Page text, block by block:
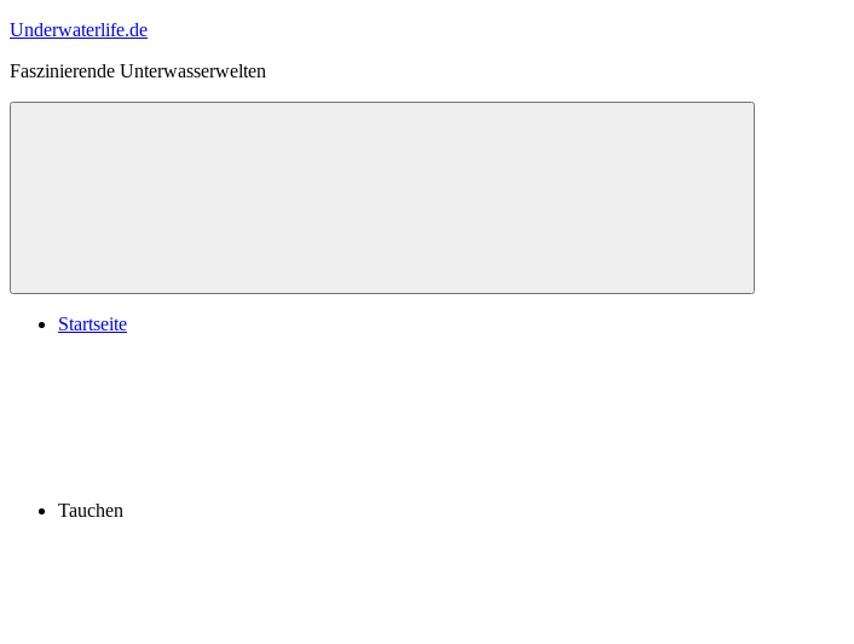
Zum
springen
Underwaterlife.de
Faszinierende Unterwasserwelten
Menü
Startseite
Tauchen